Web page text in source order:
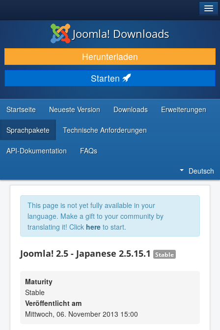
DOWNLOAD & ERWEITERN
ENTDECKEN & LERNEN
COMMUNITY & SUPPORT
RESSOURCEN FÜR ENTWICKLER
Joomla! Downloads
Herunterladen
Starten
Startseite Neueste Version Downloads Erweiterungen
Sprachpakete Technische Anforderungen
API-Dokumentation FAQs
Deutsch
This page is not yet fully available in your
language. Make a gift to your community by
translating it! Click here to start.
Joomla! 2.5 - Japanese 2.5.15.1 Stable
Maturity
Stable
Veröffentlicht am
Mittwoch, 06. November 2013 15:00